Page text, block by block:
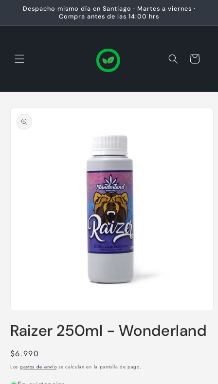
directamente
Despacho mismo día en Santiago · Martes a viernes ·
Compra antes de las 14:00 hrs
Carrito
a la
información
multimedia
1
una
ventana
modal
Raizer 250ml - Wonderland
Precio
habitual
$6.990
Los gastos de envío se calculan en la pantalla de pago.